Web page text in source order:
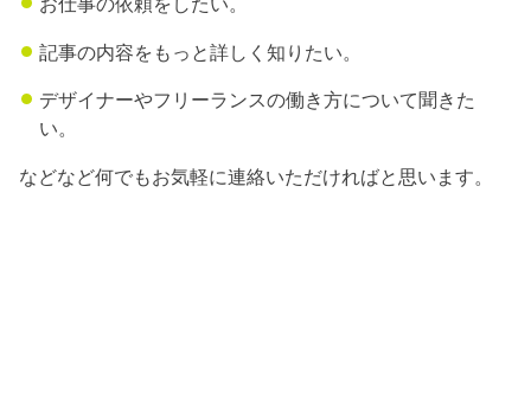
記事の内容をもっと詳しく知りたい。
デザイナーやフリーランスの働き方について聞きた
い。
などなど何でもお気軽に連絡いただければと思います。